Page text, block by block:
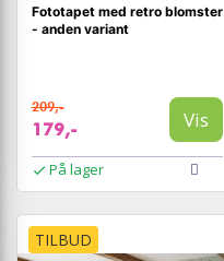
Fototapet med retro blomster
- anden variant
209,-
179,- Vis
På lager
TILBUD